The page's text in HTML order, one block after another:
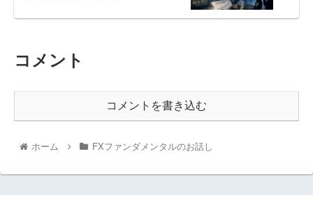
コメント
コメントを書き込む
ホーム FXファンダメンタルのお話し